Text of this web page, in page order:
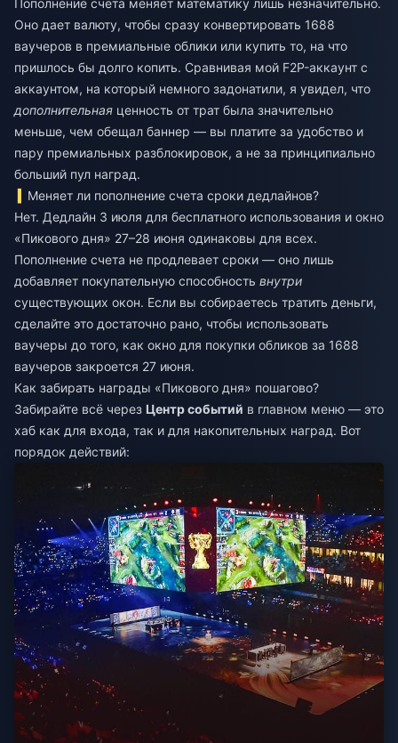
Пополнение счета меняет математику лишь незначительно.
Оно дает валюту, чтобы сразу конвертировать 1688
ваучеров в премиальные облики или купить то, на что
пришлось бы долго копить. Сравнивая мой F2P-аккаунт с
аккаунтом, на который немного задонатили, я увидел, что
дополнительная ценность от трат была значительно
меньше, чем обещал баннер — вы платите за удобство и
пару премиальных разблокировок, а не за принципиально
больший пул наград.
Меняет ли пополнение счета сроки дедлайнов?
Нет. Дедлайн 3 июля для бесплатного использования и окно
«Пикового дня» 27–28 июня одинаковы для всех.
Пополнение счета не продлевает сроки — оно лишь
добавляет покупательную способность внутри
существующих окон. Если вы собираетесь тратить деньги,
сделайте это достаточно рано, чтобы использовать
ваучеры до того, как окно для покупки обликов за 1688
ваучеров закроется 27 июня.
Как забирать награды «Пикового дня» пошагово?
Забирайте всё через Центр событий в главном меню — это
хаб как для входа, так и для накопительных наград. Вот
порядок действий: